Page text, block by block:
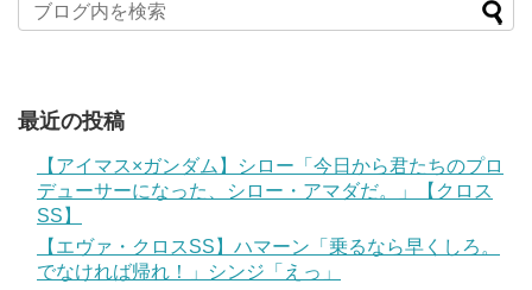
最近の投稿
【アイマス×ガンダム】シロー「今日から君たちのプロ
デューサーになった、シロー・アマダだ。」【クロス
SS】
【エヴァ・クロスSS】ハマーン「乗るなら早くしろ。
でなければ帰れ！」シンジ「えっ」